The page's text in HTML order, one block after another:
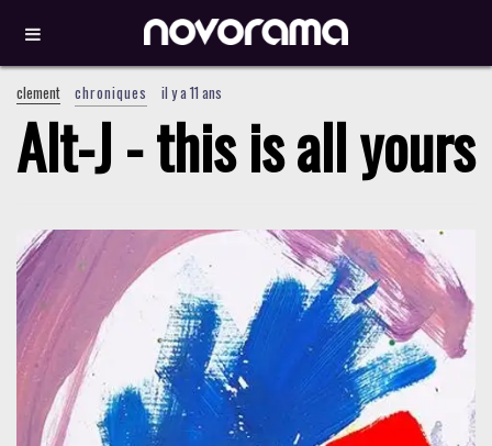
clement chroniques il y a 11 ans
Alt-J - this is all yours